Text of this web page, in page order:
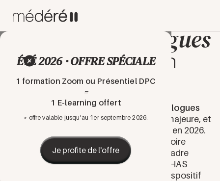
ÉTÉ 2026 · OFFRE SPÉCIALE
1 formation Zoom ou Présentiel DPC
=
1 E-learning offert
* offre valable jusqu'au 1er septembre 2026.
Je profite de l'offre
La formation continue
gynécologues
et la certification
périodique
formation continue pour les gynécologues
traverse une période de transformation majeure, et
pour cause : l'ANDPC fermera ses portes en 2026.
certification périodique
, obligatoire
depuis janvier 2023, devient le nouveau cadre
structurant.France Compétences
et la HAS
(Haute Autorité de Santé) piloteront le dispositif